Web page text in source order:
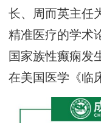
长、周而英主任
精准医疗的学术
国家族性癫痫发
在美国医学《临